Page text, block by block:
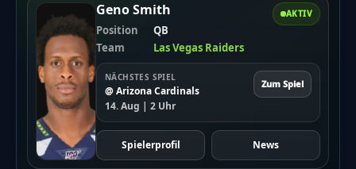
AKTIV
Geno Smith
Position
QB
Team
Las Vegas Raiders
NÄCHSTES SPIEL
@ Arizona Cardinals
14. Aug | 2 Uhr
Zum Spiel
Spielerprofil News